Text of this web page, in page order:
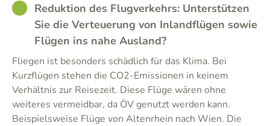
GOODReduktion des Flugverkehrs: Unterstützen
Sie die Verteuerung von Inlandflügen sowie
Flügen ins nahe Ausland?
Fliegen ist besonders schädlich für das Klima. Bei
Kurzflügen stehen die CO2-Emissionen in keinem
Verhältnis zur Reisezeit. Diese Flüge wären ohne
weiteres vermeidbar, da ÖV genutzt werden kann.
Beispielsweise Flüge von Altenrhein nach Wien. Die